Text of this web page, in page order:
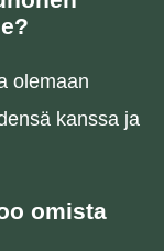
olemaan
kanssa ja
omista